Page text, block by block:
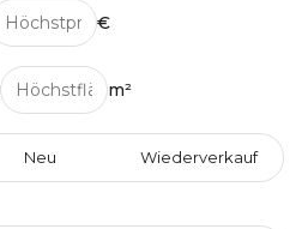
€
m²
Neu Wiederverkauf